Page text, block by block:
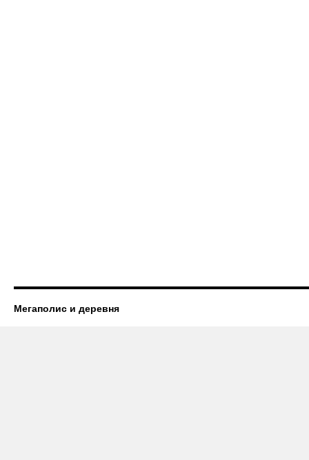
Мегаполис и деревня